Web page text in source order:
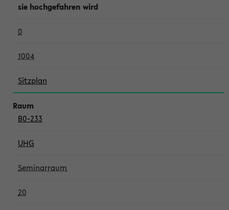
sie hochgefahren wird
0
1004
Sitzplan
B0-233
UHG
Seminarraum
20